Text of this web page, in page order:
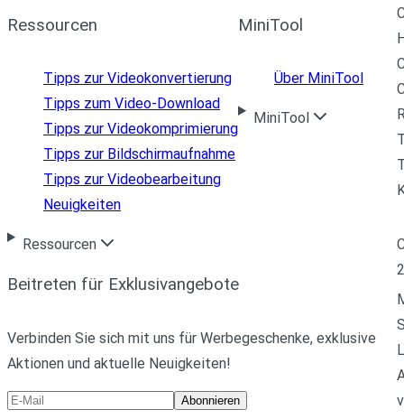
Ressourcen
Tipps zur Videokonvertierung
Tipps zum Video-Download
Tipps zur Videokomprimierung
Tipps zur Bildschirmaufnahme
Tipps zur Videobearbeitung
Neuigkeiten
Ressourcen
MiniTool
Über MiniTool
MiniTool
Beitreten für Exklusivangebote
Verbinden Sie sich mit uns für Werbegeschenke, exklusive
Aktionen und aktuelle Neuigkeiten!
Abonnieren